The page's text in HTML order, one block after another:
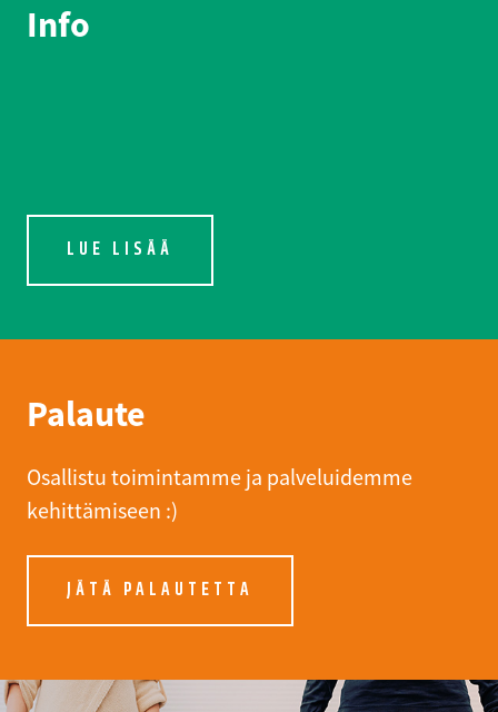
Info
LUE LISÄÄ
Palaute
Osallistu toimintamme ja palveluidemme
kehittämiseen :)
JÄTÄ PALAUTETTA